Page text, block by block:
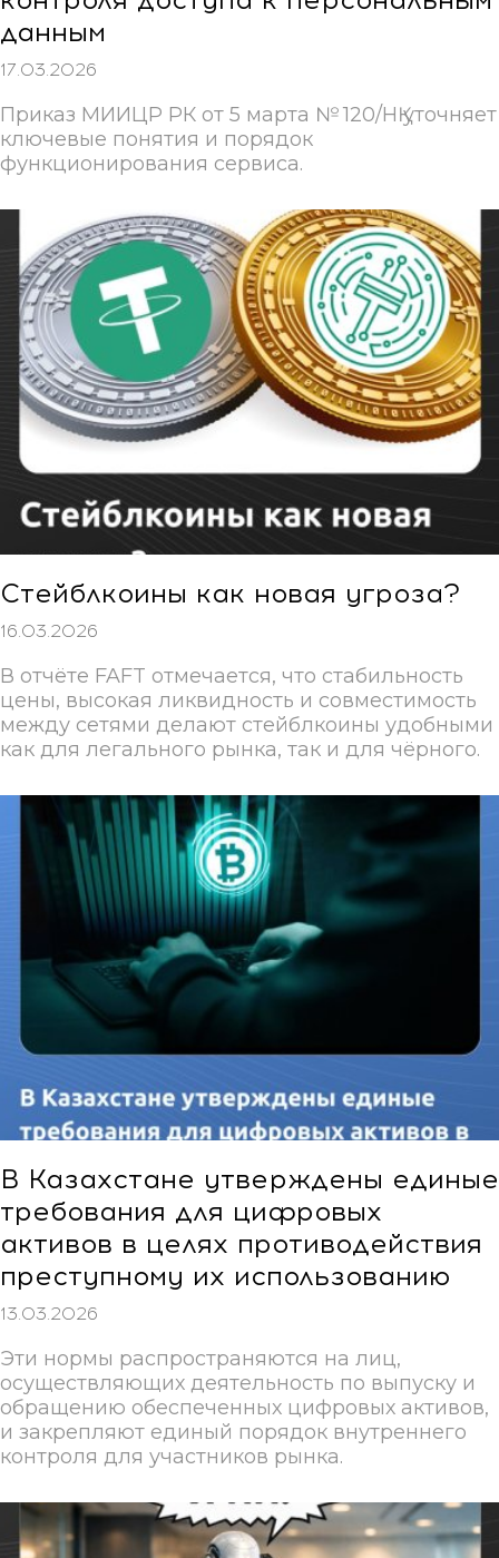
данным
17.03.2026
Приказ МИИЦР РК от 5 марта № 120/НҚ уточняет
ключевые понятия и порядок
функционирования сервиса.
Стейблкоины как новая угроза?
16.03.2026
В отчёте FAFT отмечается, что стабильность
цены, высокая ликвидность и совместимость
между сетями делают стейблкоины удобными
как для легального рынка, так и для чёрного.
В Казахстане утверждены единые
требования для цифровых
активов в целях противодействия
преступному их использованию
13.03.2026
Эти нормы распространяются на лиц,
осуществляющих деятельность по выпуску и
обращению обеспеченных цифровых активов,
и закрепляют единый порядок внутреннего
контроля для участников рынка.